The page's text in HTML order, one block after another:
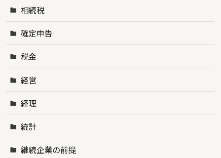
相続税
確定申告
税金
経営
経理
統計
継続企業の前提